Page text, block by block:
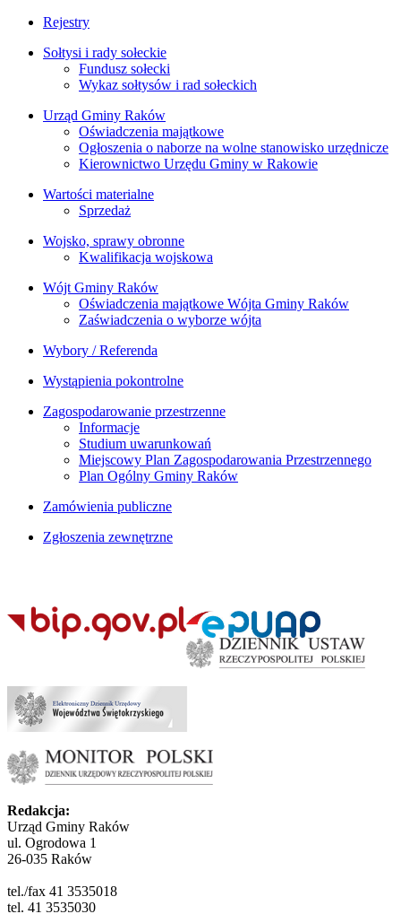
Rejestry
Sołtysi i rady sołeckie
Fundusz sołecki
Wykaz sołtysów i rad sołeckich
Urząd Gminy Raków
Oświadczenia majątkowe
Ogłoszenia o naborze na wolne stanowisko urzędnicze
Kierownictwo Urzędu Gminy w Rakowie
Wartości materialne
Sprzedaż
Wojsko, sprawy obronne
Kwalifikacja wojskowa
Wójt Gminy Raków
Oświadczenia majątkowe Wójta Gminy Raków
Zaświadczenia o wyborze wójta
Wybory / Referenda
Wystąpienia pokontrolne
Zagospodarowanie przestrzenne
Informacje
Studium uwarunkowań
Miejscowy Plan Zagospodarowania Przestrzennego
Plan Ogólny Gminy Raków
Zamówienia publiczne
Zgłoszenia zewnętrzne
Redakcja:
Urząd Gminy Raków
ul. Ogrodowa 1
26-035 Raków
tel./fax 41 3535018
tel. 41 3535030